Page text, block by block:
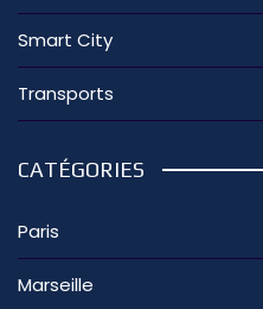
Smart City
Transports
CATÉGORIES
Paris
Marseille